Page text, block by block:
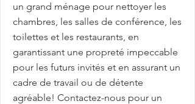
un grand ménage pour nettoyer les
chambres, les salles de conférence, les
toilettes et les restaurants, en
garantissant une propreté impeccable
pour les futurs invités et en assurant un
cadre de travail ou de détente
agréable! Contactez-nous pour un